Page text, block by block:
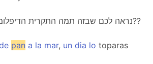
נראה לכם שבזה תמה התקרית הדיפלומטית הבין לאומית??
pan a la mar, un dia lo toparas